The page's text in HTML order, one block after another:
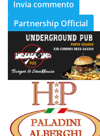
Partnership Official